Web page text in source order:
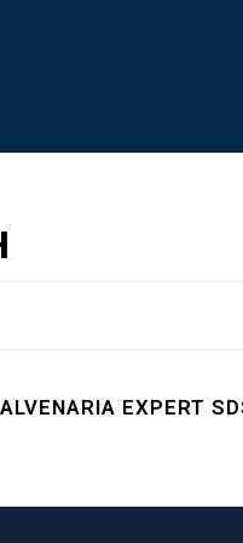
EXPERT